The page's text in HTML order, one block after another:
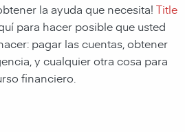
la ayuda que necesita! Title
para hacer posible que usted
pagar las cuentas, obtener
y cualquier otra cosa para
financiero.